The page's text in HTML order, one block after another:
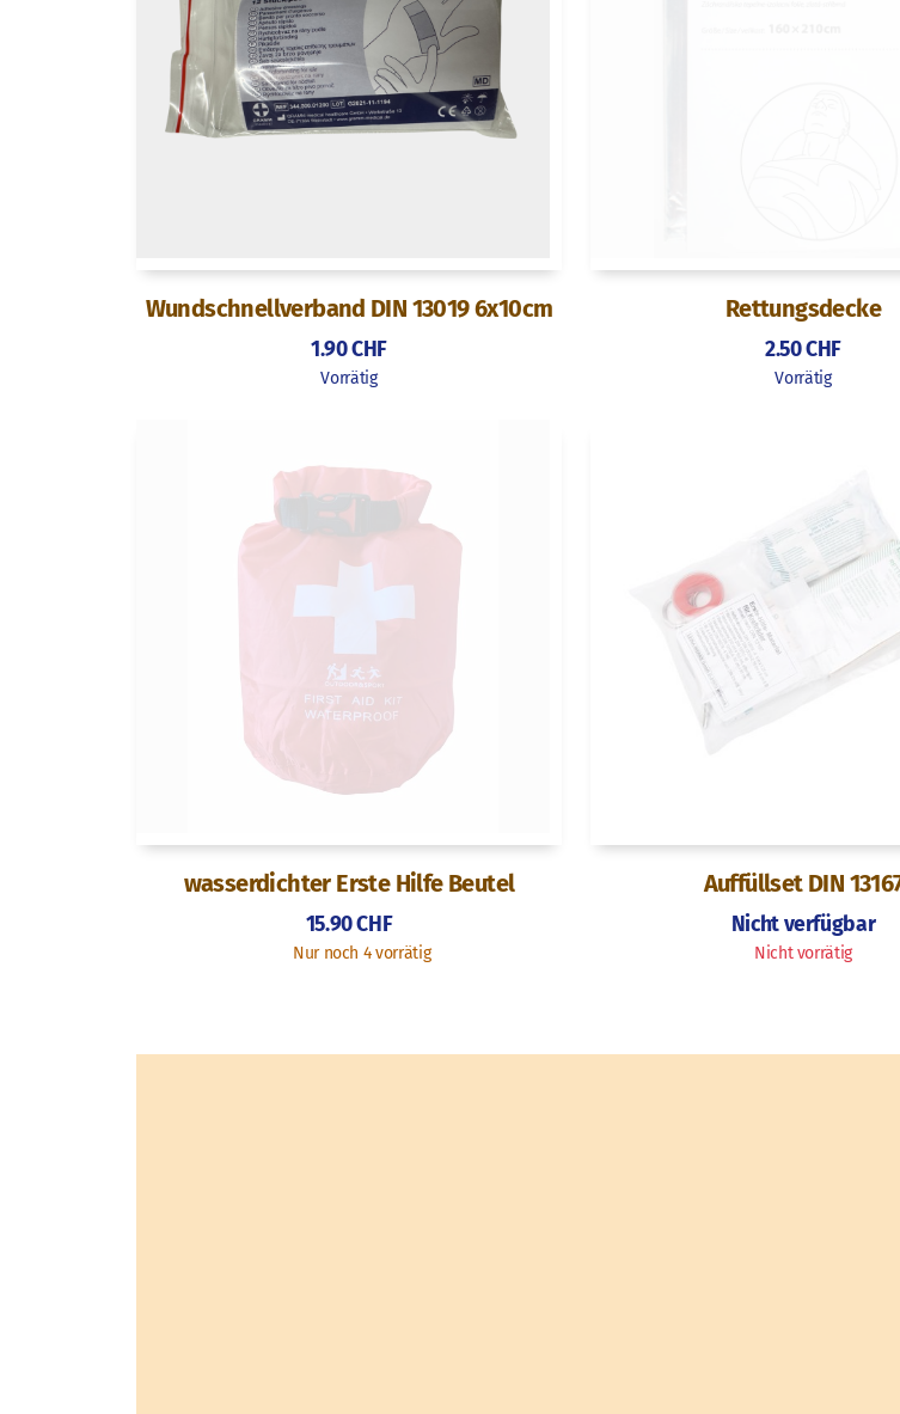
Wundschnellverband DIN 13019 6x10cm
1.90CHF
Vorrätig
Rettungsdecke
2.50CHF
Vorrätig
wasserdichter Erste Hilfe Beutel
15.90CHF
Nur noch 4 vorrätig
Auffüllset DIN
Nicht verfügbar
Nicht vorrätig